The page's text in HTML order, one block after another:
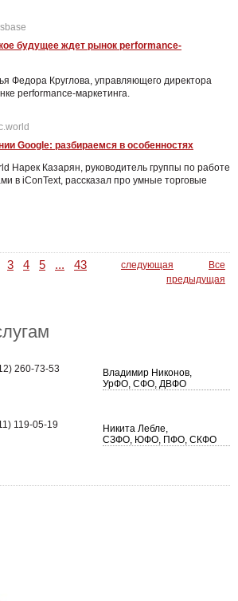
будущее ждет рынок performance-
Федора Круглова, управляющего директора
performance-маркетинга.
Google: разбираемся в особенностях
Нарек Казарян, руководитель группы по работе
в iConText, рассказал про умные торговые
3 4 5 ... 43 Все
следующая
предыдущая
Владимир Никонов,
УрФО, СФО, ДВФО
260-73-53
Никита Лебле,
СЗФО, ЮФО, ПФО, СКФО
119-05-19